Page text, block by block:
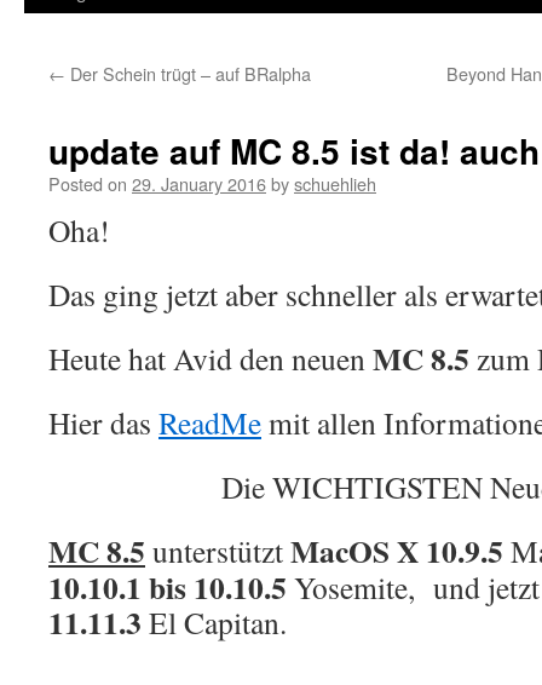
← Der Schein trügt – auf BRalpha Beyond
update auf MC 8.5 ist da!
Posted on 29. January 2016byschuehlieh
Oha!
Das ging jetzt aber schneller als
Heute hat Avid den neuenMC 8.5 zum
Hier das ReadMemit allen
Die WICHTIGSTEN
MC 8.5 unterstütztMacOS X 10.9.5
10.10.1 bis10.10.5 Yosemite, und
11.11.3 El Capitan.